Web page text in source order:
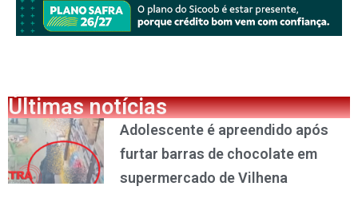
Últimas notícias
Adolescente é apreendido após
furtar barras de chocolate em
supermercado de Vilhena